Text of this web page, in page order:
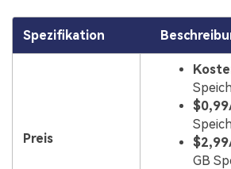
Spezifikation
Preis
GB